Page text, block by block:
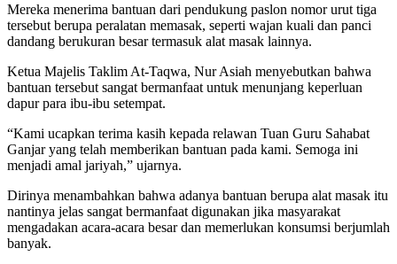
Mereka menerima bantuan dari pendukung paslon nomor urut tiga
tersebut berupa peralatan memasak, seperti wajan kuali dan panci
dandang berukuran besar termasuk alat masak lainnya.
Ketua Majelis Taklim At-Taqwa, Nur Asiah menyebutkan bahwa
bantuan tersebut sangat bermanfaat untuk menunjang keperluan
dapur para ibu-ibu setempat.
“Kami ucapkan terima kasih kepada relawan Tuan Guru Sahabat
Ganjar yang telah memberikan bantuan pada kami. Semoga ini
menjadi amal jariyah,” ujarnya.
Dirinya menambahkan bahwa adanya bantuan berupa alat masak itu
nantinya jelas sangat bermanfaat digunakan jika masyarakat
mengadakan acara-acara besar dan memerlukan konsumsi berjumlah
banyak.